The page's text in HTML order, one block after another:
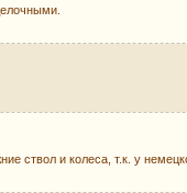
ствол и колеса, т.к. у